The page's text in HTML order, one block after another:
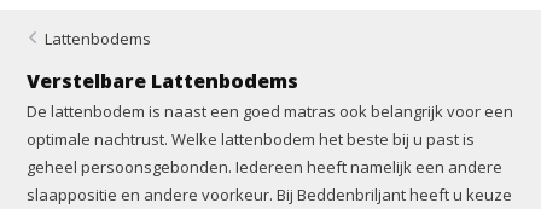
Lattenbodems
Verstelbare Lattenbodems
De lattenbodem is naast een goed matras ook belangrijk voor een
optimale nachtrust. Welke lattenbodem het beste bij u past is
geheel persoonsgebonden. Iedereen heeft namelijk een andere
slaappositie en andere voorkeur. Bij Beddenbriljant heeft u keuze